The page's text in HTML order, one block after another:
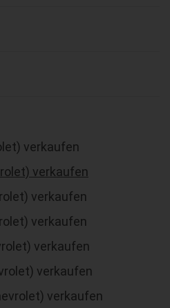
verkaufen
verkaufen
verkaufen
verkaufen
verkaufen
verkaufen
verkaufen